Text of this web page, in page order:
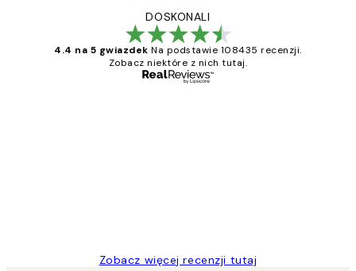
DOSKONALI
4.4 na 5 gwiazdek Na podstawie 108435 recenzji.
Zobacz niektóre z nich tutaj.
Zobacz więcej recenzji tutaj